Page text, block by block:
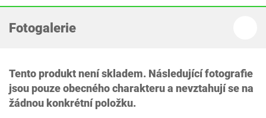
Fotogalerie
Tento produkt není skladem. Následující fotografie
jsou pouze obecného charakteru a nevztahují se na
žádnou konkrétní položku.